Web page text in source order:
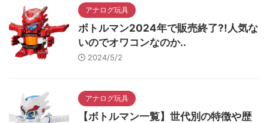
アナログ玩具
ボトルマン2024年で販売終了?!人気な
いのでオワコンなのか..
2024/5/2
アナログ玩具
【ボトルマン一覧】世代別の特徴や歴